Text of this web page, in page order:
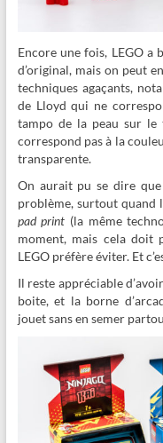
Encore une fois, LEGO
d’original, mais on peut
techniques agaçants,
de Lloyd qui ne
tampo de la peau sur le
correspond pas à la
transparente.
On aurait pu se dire
problème, surtout quand
pad print (la même
moment, mais cela doit
LEGO préfère éviter. Et
Il reste appréciable
boite, et la borne
jouet sans en semer